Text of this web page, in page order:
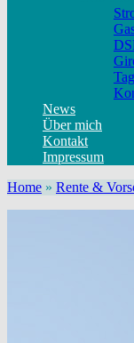
News
Über mich
Kontakt
Impressum
Home » Rente &